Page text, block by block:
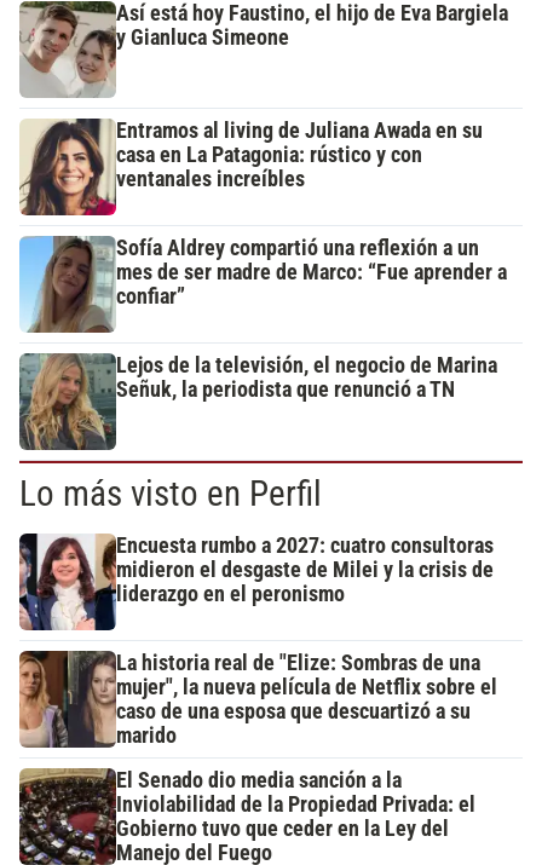
Así está hoy Faustino, el hijo de Eva Bargiela
y Gianluca Simeone
Entramos al living de Juliana Awada en su
casa en La Patagonia: rústico y con
ventanales increíbles
Sofía Aldrey compartió una reflexión a un
mes de ser madre de Marco: “Fue aprender a
confiar”
Lejos de la televisión, el negocio de Marina
Señuk, la periodista que renunció a TN
Lo más visto en Perfil
Encuesta rumbo a 2027: cuatro consultoras
midieron el desgaste de Milei y la crisis de
liderazgo en el peronismo
La historia real de "Elize: Sombras de una
mujer", la nueva película de Netflix sobre el
caso de una esposa que descuartizó a su
marido
El Senado dio media sanción a la
Inviolabilidad de la Propiedad Privada: el
Gobierno tuvo que ceder en la Ley del
Manejo del Fuego